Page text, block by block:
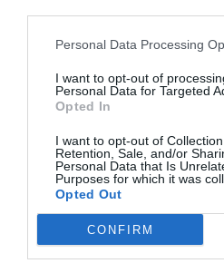
Personal Data Processing
I want to opt-out of
Personal Data for Targeted
Opted In
I want to opt-out of
Retention, Sale, and/or
Personal Data that Is
Purposes for which it was
Opted Out
CONFIRM